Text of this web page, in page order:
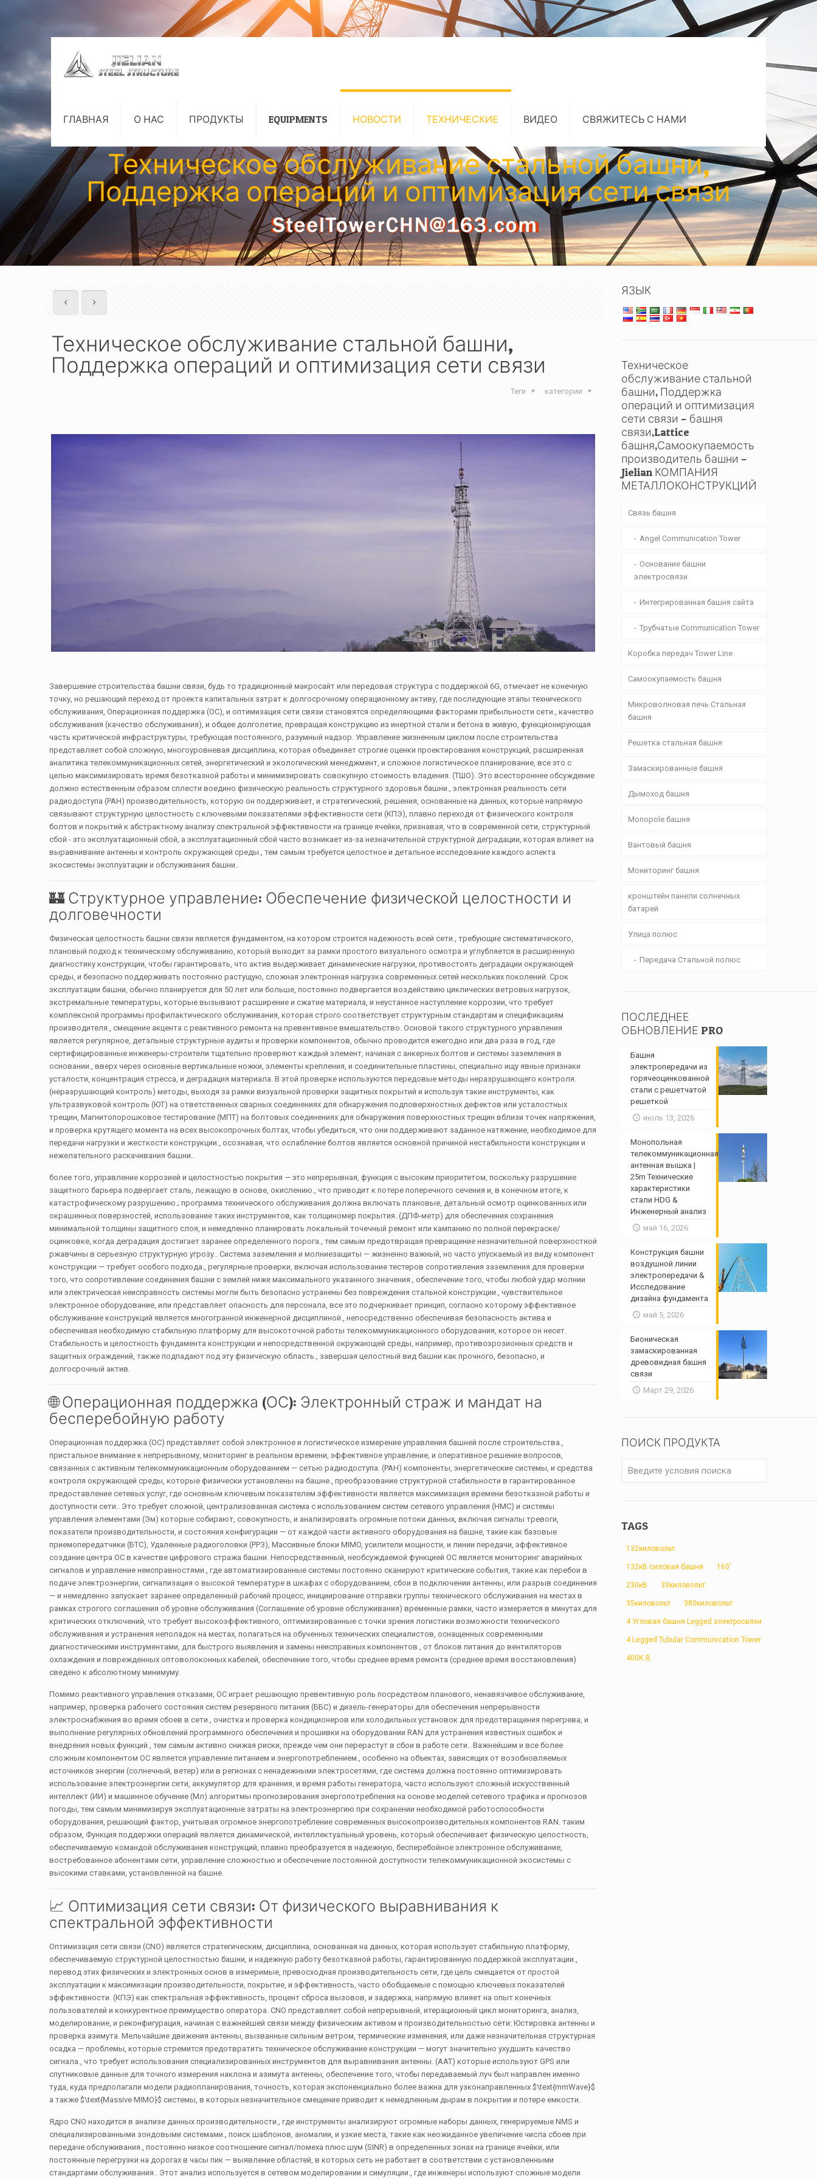
ГЛАВНАЯ О НАС ПРОДУКТЫ EQUIPMENTS НОВОСТИ ТЕХНИЧЕСКИЕ ВИДЕО СВЯЖИТЕСЬ С НАМИ
Техническое обслуживание стальной башни,
Поддержка операций и оптимизация сети связи
Техническое обслуживание стальной башни,
Поддержка операций и оптимизация сети связи
категории
Теги
Завершение строительства башни связи, будь то традиционный макросайт или передовая структура с поддержкой 6G, отмечает не конечную
точку, но решающий переход от проекта капитальных затрат к долгосрочному операционному активу, где последующие этапы технического
обслуживания, Операционная поддержка (ОС), и оптимизация сети связи становятся определяющими факторами прибыльности сети., качество
обслуживания (качество обслуживания), и общее долголетие, превращая конструкцию из инертной стали и бетона в живую, функционирующая
часть критической инфраструктуры, требующая постоянного, разумный надзор. Управление жизненным циклом после строительства
представляет собой сложную, многоуровневая дисциплина, которая объединяет строгие оценки проектирования конструкций, расширенная
аналитика телекоммуникационных сетей, энергетический и экологический менеджмент, и сложное логистическое планирование, все это с
целью максимизировать время безотказной работы и минимизировать совокупную стоимость владения. (ТШО). Это всестороннее обсуждение
должно естественным образом сплести воедино физическую реальность структурного здоровья башни., электронная реальность сети
радиодоступа (РАН) производительность, которую он поддерживает, и стратегический, решения, основанные на данных, которые напрямую
связывают структурную целостность с ключевыми показателями эффективности сети (КПЭ), плавно переходя от физического контроля
болтов и покрытий к абстрактному анализу спектральной эффективности на границе ячейки, признавая, что в современной сети, структурный
сбой - это эксплуатационный сбой, а эксплуатационный сбой часто возникает из-за незначительной структурной деградации, которая влияет на
выравнивание антенны и контроль окружающей среды., тем самым требуется целостное и детальное исследование каждого аспекта
экосистемы эксплуатации и обслуживания башни..
🏰 Структурное управление: Обеспечение физической целостности и
долговечности
Физическая целостность башни связи является фундаментом, на котором строится надежность всей сети., требующие систематического,
плановый подход к техническому обслуживанию, который выходит за рамки простого визуального осмотра и углубляется в расширенную
диагностику конструкции, чтобы гарантировать, что актив выдерживает динамические нагрузки, противостоять деградации окружающей
среды, и безопасно поддерживать постоянно растущую, сложная электронная нагрузка современных сетей нескольких поколений. Срок
эксплуатации башни, обычно планируется для 50 лет или больше, постоянно подвергается воздействию циклических ветровых нагрузок,
экстремальные температуры, которые вызывают расширение и сжатие материала, и неустанное наступление коррозии, что требует
комплексной программы профилактического обслуживания, которая строго соответствует структурным стандартам и спецификациям
производителя., смещение акцента с реактивного ремонта на превентивное вмешательство. Основой такого структурного управления
является регулярное, детальные структурные аудиты и проверки компонентов, обычно проводится ежегодно или два раза в год, где
сертифицированные инженеры-строители тщательно проверяют каждый элемент, начиная с анкерных болтов и системы заземления в
основании., вверх через основные вертикальные ножки, элементы крепления, и соединительные пластины, специально ищу явные признаки
усталости, концентрация стресса, и деградация материала. В этой проверке используются передовые методы неразрушающего контроля.
(неразрушающий контроль) методы, выходя за рамки визуальной проверки защитных покрытий и используя такие инструменты, как
ультразвуковой контроль (ЮТ) на ответственных сварных соединениях для обнаружения подповерхностных дефектов или усталостных
трещин, Магнитопорошковое тестирование (МПТ) на болтовых соединениях для обнаружения поверхностных трещин вблизи точек напряжения,
и проверка крутящего момента на всех высокопрочных болтах, чтобы убедиться, что они поддерживают заданное натяжение, необходимое для
передачи нагрузки и жесткости конструкции., осознавая, что ослабление болтов является основной причиной нестабильности конструкции и
нежелательного раскачивания башни..
более того, управление коррозией и целостностью покрытия — это непрерывная, функция с высоким приоритетом, поскольку разрушение
защитного барьера подвергает сталь, лежащую в основе, окислению., что приводит к потере поперечного сечения и, в конечном итоге, к
катастрофическому разрушению.; программа технического обслуживания должна включать плановые, детальный осмотр оцинкованных или
окрашенных поверхностей, использование таких инструментов, как толщиномер покрытия. (ДПФ-метр) для обеспечения сохранения
минимальной толщины защитного слоя, и немедленно планировать локальный точечный ремонт или кампанию по полной перекраске/
оцинковке, когда деградация достигает заранее определенного порога., тем самым предотвращая превращение незначительной поверхностной
ржавчины в серьезную структурную угрозу.. Система заземления и молниезащиты — жизненно важный, но часто упускаемый из виду компонент
конструкции — требует особого подхода., регулярные проверки, включая использование тестеров сопротивления заземления для проверки
того, что сопротивление соединения башни с землей ниже максимального указанного значения., обеспечение того, чтобы любой удар молнии
или электрическая неисправность системы могли быть безопасно устранены без повреждения стальной конструкции., чувствительное
электронное оборудование, или представляет опасность для персонала, все это подчеркивает принцип, согласно которому эффективное
обслуживание конструкций является многогранной инженерной дисциплиной., непосредственно обеспечивая безопасность актива и
обеспечивая необходимую стабильную платформу для высокоточной работы телекоммуникационного оборудования, которое он несет.
Стабильность и целостность фундамента конструкции и непосредственной окружающей среды, например, противоэрозионных средств и
защитных ограждений, также подпадают под эту физическую область., завершая целостный вид башни как прочного, безопасно, и
долгосрочный актив.
🌐 Операционная поддержка (ОС): Электронный страж и мандат на
бесперебойную работу
Операционная поддержка (ОС) представляет собой электронное и логистическое измерение управления башней после строительства.,
пристальное внимание к непрерывному, мониторинг в реальном времени, эффективное управление, и оперативное решение вопросов,
связанных с активным телекоммуникационным оборудованием — сетью радиодоступа. (РАН) компоненты, энергетические системы, и средства
контроля окружающей среды, которые физически установлены на башне., преобразование структурной стабильности в гарантированное
предоставление сетевых услуг, где основным ключевым показателем эффективности является максимизация времени безотказной работы и
доступности сети.. Это требует сложной, централизованная система с использованием систем сетевого управления (НМС) и системы
управления элементами (Эм) которые собирают, совокупность, и анализировать огромные потоки данных, включая сигналы тревоги,
показатели производительности, и состояния конфигурации — от каждой части активного оборудования на башне, такие как базовые
приемопередатчики (БТС), Удаленные радиоголовки (РРЗ), Массивные блоки MIMO, усилители мощности, и линии передачи, эффективное
создание центра ОС в качестве цифрового стража башни. Непосредственный, необсуждаемой функцией ОС является мониторинг аварийных
сигналов и управление неисправностями., где автоматизированные системы постоянно сканируют критические события, такие как перебои в
подаче электроэнергии, сигнализация о высокой температуре в шкафах с оборудованием, сбои в подключении антенны, или разрыв соединения
— и немедленно запускает заранее определенный рабочий процесс, инициирование отправки группы технического обслуживания на местах в
рамках строгого соглашения об уровне обслуживания (Соглашение об уровне обслуживания) временные рамки, часто измеряется в минутах для
критических отключений, что требует высокоэффективного, оптимизированные с точки зрения логистики возможности технического
обслуживания и устранения неполадок на местах, полагаться на обученных технических специалистов, оснащенных современными
диагностическими инструментами, для быстрого выявления и замены неисправных компонентов., от блоков питания до вентиляторов
охлаждения и поврежденных оптоволоконных кабелей, обеспечение того, чтобы среднее время ремонта (среднее время восстановления)
сведено к абсолютному минимуму.
Помимо реактивного управления отказами, ОС играет решающую превентивную роль посредством планового, ненавязчивое обслуживание,
например, проверка рабочего состояния систем резервного питания (ББС) и дизель-генераторы для обеспечения непрерывности
электроснабжения во время сбоев в сети., очистка и проверка кондиционеров или холодильных установок для предотвращения перегрева, и
выполнение регулярных обновлений программного обеспечения и прошивки на оборудовании RAN для устранения известных ошибок и
внедрения новых функций., тем самым активно снижая риски, прежде чем они перерастут в сбои в работе сети.. Важнейшим и все более
сложным компонентом ОС является управление питанием и энергопотреблением., особенно на объектах, зависящих от возобновляемых
источников энергии (солнечный, ветер) или в регионах с ненадежными электросетями, где система должна постоянно оптимизировать
использование электроэнергии сети, аккумулятор для хранения, и время работы генератора, часто используют сложный искусственный
интеллект (ИИ) и машинное обучение (Мл) алгоритмы прогнозирования энергопотребления на основе моделей сетевого трафика и прогнозов
погоды, тем самым минимизируя эксплуатационные затраты на электроэнергию при сохранении необходимой работоспособности
оборудования, решающий фактор, учитывая огромное энергопотребление современных высокопроизводительных компонентов RAN. таким
образом, Функция поддержки операций является динамической, интеллектуальный уровень, который обеспечивает физическую целостность,
обеспечиваемую командой обслуживания конструкций, плавно преобразуется в надежную, бесперебойное электронное обслуживание,
востребованное абонентами сети, управление сложностью и обеспечение постоянной доступности телекоммуникационной экосистемы с
высокими ставками, установленной на башне.
📈 Оптимизация сети связи: От физического выравнивания к
спектральной эффективности
Оптимизация сети связи (CNO) является стратегическим, дисциплина, основанная на данных, которая использует стабильную платформу,
обеспечиваемую структурной целостностью башни, и надежную работу безотказной работы, гарантированную поддержкой эксплуатации.,
перевод этих физических и электронных основ в измеримые, превосходная производительность сети, где цель смещается от простой
эксплуатации к максимизации производительности, покрытие, и эффективность, часто обобщаемые с помощью ключевых показателей
эффективности. (КПЭ) как спектральная эффективность, процент сброса вызовов, и задержка, напрямую влияет на опыт конечных
пользователей и конкурентное преимущество оператора. CNO представляет собой непрерывный, итерационный цикл мониторинга, анализ,
моделирование, и реконфигурация, начиная с важнейшей связи между физическим активом и производительностью сети: Юстировка антенны и
проверка азимута. Мельчайшие движения антенны, вызванные сильным ветром, термические изменения, или даже незначительная структурная
осадка — проблемы, которые стремится предотвратить техническое обслуживание конструкции — могут значительно ухудшить качество
сигнала., что требует использования специализированных инструментов для выравнивания антенны. (ААТ) которые используют GPS или
спутниковые данные для точного измерения наклона и азимута антенны, обеспечение того, чтобы передаваемый луч был направлен именно
туда, куда предполагали модели радиопланирования, точность, которая экспоненциально более важна для узконаправленных$\text{mmWave}$
а также$\text{Massive MIMO}$ системы, в которых незначительное смещение приводит к немедленным дырам в покрытии и потере емкости.
Ядро CNO находится в анализе данных производительности., где инструменты анализируют огромные наборы данных, генерируемые NMS и
специализированными зондовыми системами., поиск шаблонов, аномалии, и узкие места, такие как неожиданное увеличение числа сбоев при
передаче обслуживания., постоянно низкое соотношение сигнал/помеха плюс шум (SINR) в определенных зонах на границе ячейки, или
постоянные перегрузки на дорогах в часы пик — выявление областей, в которых сеть не работает в соответствии с установленными
стандартами обслуживания.. Этот анализ используется в сетевом моделировании и симуляции., где инженеры используют сложные модели
ЯЗЫК
Техническое
обслуживание стальной
башни, Поддержка
операций и оптимизация
сети связи – башня
связи,Lattice
башня,Самоокупаемость
производитель башни –
Jielian КОМПАНИЯ
МЕТАЛЛОКОНСТРУКЦИЙ
Связь башня
Angel Communication Tower
Основание башни
электросвязи
Интегрированная башня сайта
Трубчатые Communication Tower
Коробка передач Tower Line
Самоокупаемость башня
Микроволновая печь Стальная
башня
Решетка стальная башня
Замаскированные башня
Дымоход башня
Monopole башня
Вантовый башня
Мониторинг башня
кронштейн панели солнечных
батарей
Улица полюс
Передача Стальной полюс
ПОСЛЕДНЕЕ
ОБНОВЛЕНИЕ PRO
Башня
электропередачи из
горячеоцинкованной
стали с решетчатой ​​
решеткой
июль 13, 2026
Монопольная
телекоммуникационная
антенная вышка |
25m Технические
характеристики
стали HDG &
Инженерный анализ
май 16, 2026
Конструкция башни
воздушной линии
электропередачи &
Исследование
дизайна фундамента
май 5, 2026
Бионическая
замаскированная
древовидная башня
связи
Март 29, 2026
ПОИСК ПРОДУКТА
TAGS
132киловольт
132кВ силовая башня 160'
230кВ 33киловольт
35киловольт 380киловольт
4 Угловая башня Legged электросвязи
4 Legged Tubular Communication Tower
400К.В.